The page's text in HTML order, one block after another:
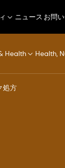
ニュース お問
Health Health,
処方